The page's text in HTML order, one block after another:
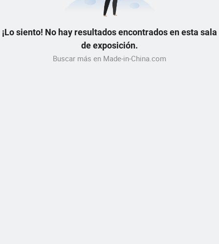
¡Lo siento! No hay resultados encontrados en esta sala
de exposición.
Buscar más en Made-in-China.com